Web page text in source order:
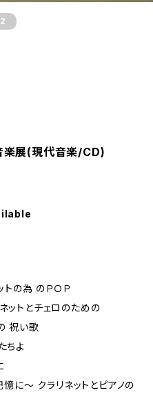
展(現代音楽/CD)
トの為 のＰＯＰ
ットとチェロのための
祝い歌
ちよ
に～ クラリネットとピアノの